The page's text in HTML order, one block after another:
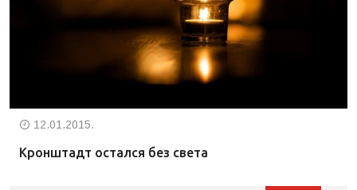
12.01.2015.
Кронштадт остался без света